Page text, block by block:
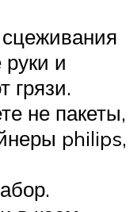
и
грязи.
не пакеты,
philips,